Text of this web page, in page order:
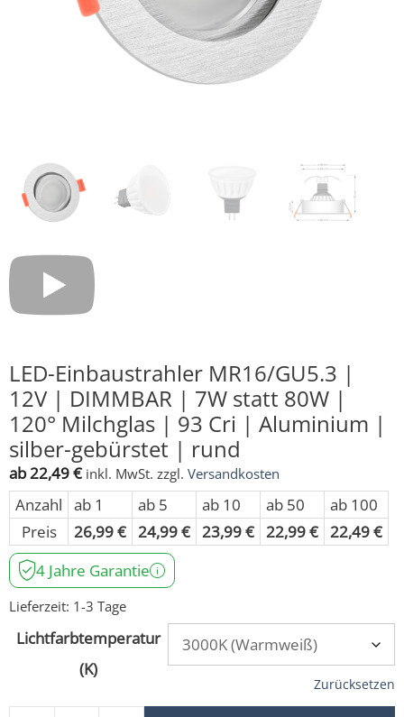
LED-Einbaustrahler MR16/GU5.3 |
12V | DIMMBAR | 7W statt 80W |
120° Milchglas | 93 Cri | Aluminium |
silber-gebürstet | rund
ab22,49€ inkl. MwSt. zzgl. Versandkosten
Anzahl ab 1 ab 5 ab 10 ab 50
ab 100
Preis
26,99€ 24,99€ 23,99€ 22,99€ 22,49€
4 Jahre Garantie
Lieferzeit: 1-3 Tage
Lichtfarbtemperatur
(K)
Zurücksetzen